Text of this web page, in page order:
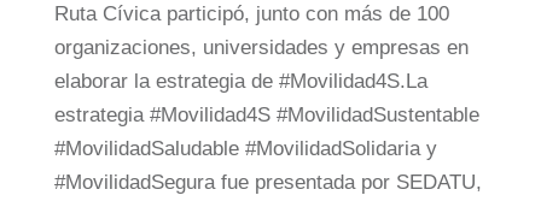
Ruta Cívica participó, junto con más de 100
organizaciones, universidades y empresas en
elaborar la estrategia de #Movilidad4S.La
estrategia #Movilidad4S #MovilidadSustentable
#MovilidadSaludable #MovilidadSolidaria y
#MovilidadSegura fue presentada por SEDATU,